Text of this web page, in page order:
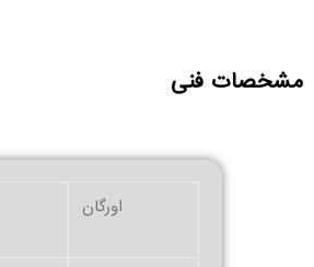
مشخصات فنی
اورگان